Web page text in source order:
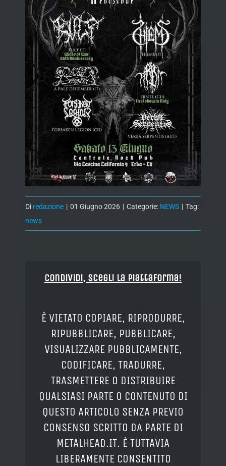
Di redazione | 01 Giugno 2026 | Categorie: NEWS | Tag:
news
Condividi, Scegli la piattaforma!
È VIETATO COPIARE, RIPRODURRE,
RIPUBBLICARE, PUBBLICARE,
VISUALIZZARE PUBBLICAMENTE,
CODIFICARE, TRADURRE,
TRASMETTERE O DISTRIBUIRE
QUALSIASI PARTE O CONTENUTO DI
QUESTO ARTICOLO SENZA PREVIO
CONSENSO SCRITTO DA PARTE DI
METALHEAD.IT. È TUTTAVIA
LIBERAMENTE CONSENTITO